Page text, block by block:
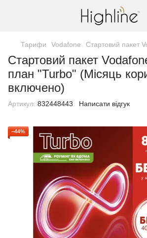
Тарифи Vodafone Стартовий пакет
Стартовий пакет
план "Turbo" (Місяць
включено)
Артикул: 832448443 Написати відгук
−44%